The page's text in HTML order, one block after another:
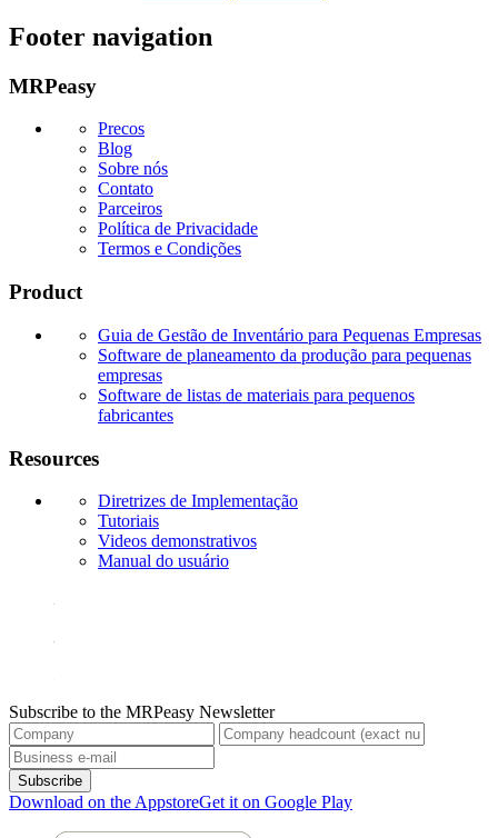
Footer navigation
MRPeasy
Precos
Blog
Sobre nós
Contato
Parceiros
Política de Privacidade
Termos e Condições
Product
Guia de Gestão de Inventário para Pequenas Empresas
Software de planeamento da produção para pequenas
empresas
Software de listas de materiais para pequenos
fabricantes
Resources
Diretrizes de Implementação
Tutoriais
Videos demonstrativos
Manual do usuário
Subscribe to the MRPeasy Newsletter
Subscribe
Download on the AppstoreGet it on Google Play